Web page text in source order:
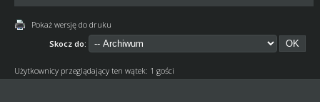
Pokaż wersję do druku
Skocz do:
Użytkownicy przeglądający ten wątek: 1 gości